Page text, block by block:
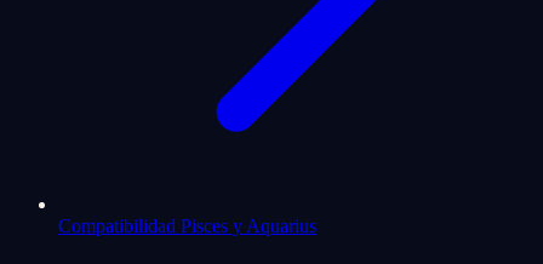
Compatibilidad Pisces y Aquarius